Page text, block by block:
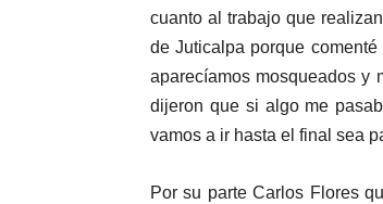
cuanto al trabajo que
de Juticalpa porque
aparecíamos mosqueados y
dijeron que si algo me
vamos a ir hasta el final sea
Por su parte Carlos Flores